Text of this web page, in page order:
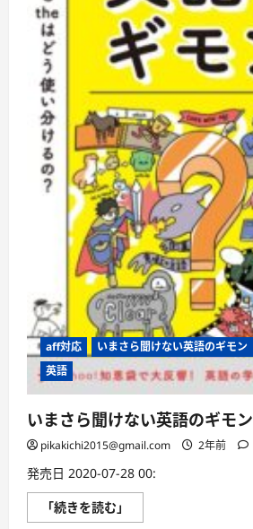
aff対応 いまさら聞けない英語のギモン
英語
いまさら聞けない英語のギモン
pikakichi2015@gmail.com 2年前
発売日 2020-07-28 00:
「続きを読む」
ま